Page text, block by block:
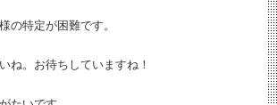
の特定が困難です。
ね。お待ちしていますね！